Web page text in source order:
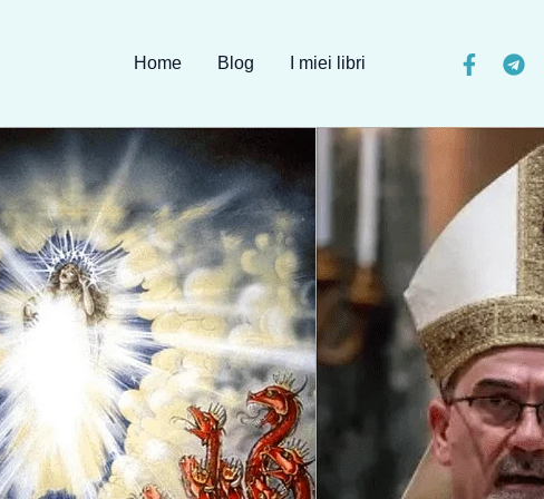
Home Blog I miei libri